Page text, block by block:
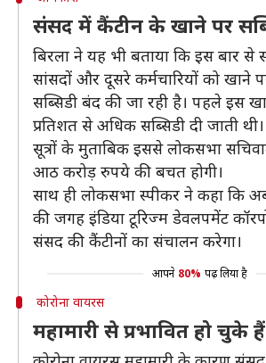
संसद में कैंटीन के खाने पर
बिरला ने यह भी बताया कि इस बार
सांसदों और दूसरे कर्मचारियों को खाने
सब्सिडी बंद की जा रही है। पहले इस
प्रतिशत से अधिक सब्सिडी दी जाती थी।
सूत्रों के मुताबिक इससे लोकसभा
आठ करोड़ रुपये की बचत होगी।
साथ ही लोकसभा स्पीकर ने कहा कि
की जगह इंडिया टूरिज्म डेवलपमेंट
संसद की कैंटीनों का संचालन करेगा।
आपने 80% पढ़ लिया है
कोरोना वायरस
महामारी से प्रभावित हो चुके